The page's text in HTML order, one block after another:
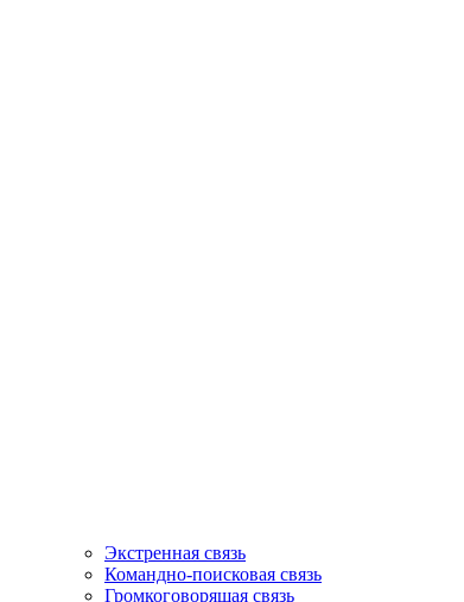
Экстренная связь
Командно-поисковая связь
Громкоговорящая связь